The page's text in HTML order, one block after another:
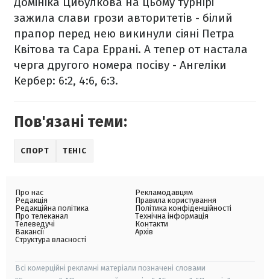
зажила слави грози авторитетів - білий
прапор перед нею викинули сіяні Петра
Квітова та Сара Еррані. А тепер от настала
черга другого номера посіву - Ангеліки
Кербер: 6:2, 4:6, 6:3.
Пов'язані теми:
СПОРТ ТЕНІС
Про нас
Редакція
Редакційна політика
Про телеканал
Телеведучі
Вакансії
Структура власності
Рекламодавцям
Правила користування
Політика конфіденційності
Технічна інформація
Контакти
Архів
Всі комерційні рекламні матеріали позначені словами